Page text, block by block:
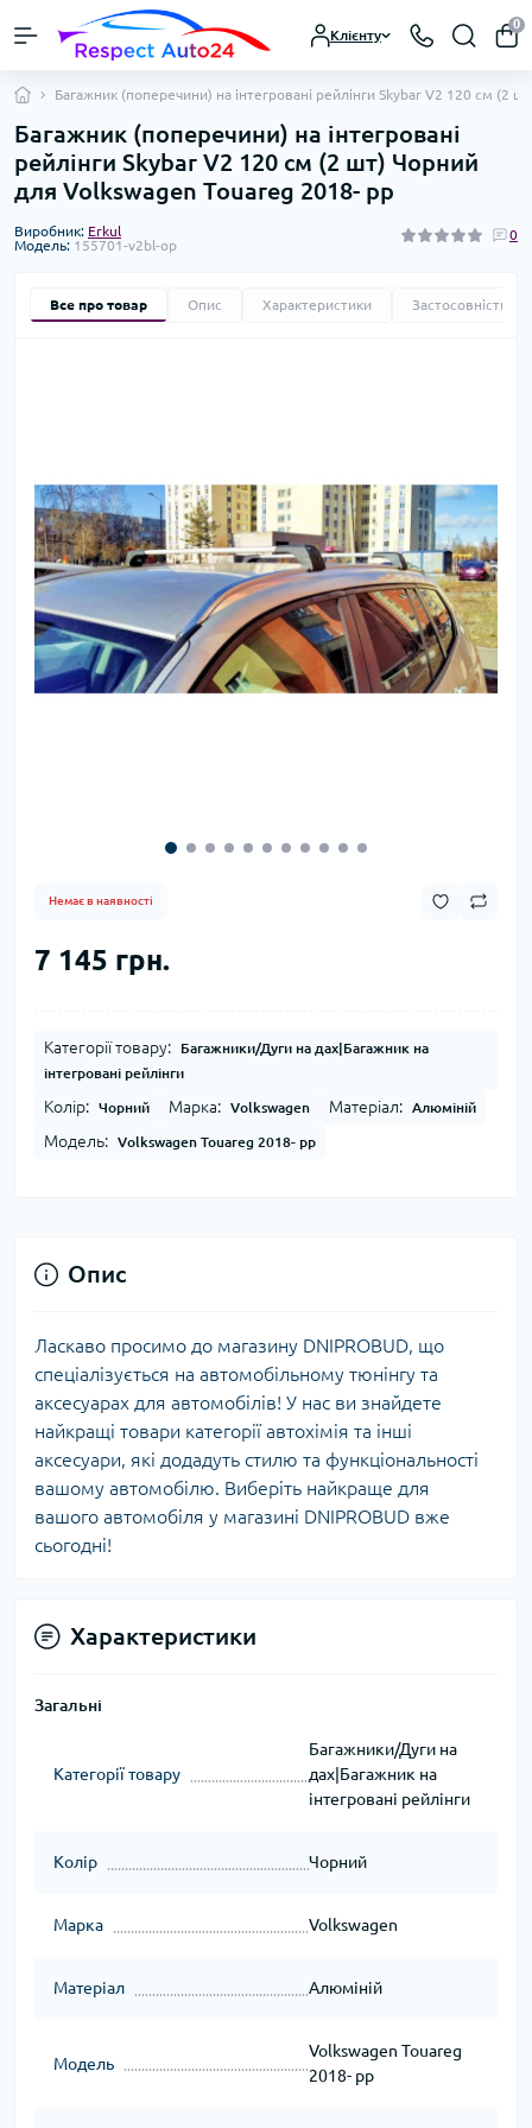
Клієнту
0
Багажник (поперечини) на інтегровані рейлінги Skybar V2 120 см (2
Багажник (поперечини) на інтегровані
рейлінги Skybar V2 120 см (2 шт) Чорний
для Volkswagen Touareg 2018- рр
Виробник: Erkul
Модель: 155701-v2bl-op
0
Все про товар Опис Характеристики Застосовність
Немає в наявності
7 145 грн.
Категорії товару:
Багажники/Дуги на дах|Багажник на
інтегровані рейлінги
Колір: Чорний Марка: Volkswagen Матеріал: Алюміній
Модель: Volkswagen Touareg 2018- рр
Опис
Ласкаво просимо до магазину DNIPROBUD, що
спеціалізується на автомобільному тюнінгу та
аксесуарах для автомобілів! У нас ви знайдете
найкращі товари категорії автохімія та інші
аксесуари, які додадуть стилю та функціональності
вашому автомобілю. Виберіть найкраще для
вашого автомобіля у магазині DNIPROBUD вже
сьогодні!
Характеристики
Загальні
Категорії товару
Багажники/Дуги на
дах|Багажник на
інтегровані рейлінги
Колір Чорний
Марка Volkswagen
Матеріал Алюміній
Модель
Volkswagen Touareg
2018- рр